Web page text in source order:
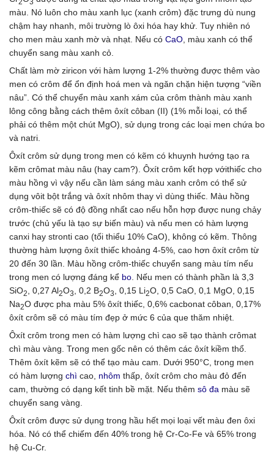
2 3
màu. Nó luôn cho màu xanh lục (xanh crôm) đặc trưng dù nung
chậm hay nhanh, môi trường lò ôxi hóa hay khử. Tuy nhiên nó
cho men màu xanh mờ và nhạt. Nếu có CaO, màu xanh có thể
chuyển sang màu xanh cỏ.
Chất làm mờ ziricon với hàm lượng 1-2% thường được thêm vào
men có crôm để ổn định hoá men và ngăn chặn hiện tượng “viền
nâu”. Có thể chuyển màu xanh xám của crôm thành màu xanh
lông công bằng cách thêm ôxít côban (II) (1% mỗi loại, có thể
phải có thêm một chút MgO), sử dụng trong các loại men chứa bo
và natri.
Ôxít crôm sử dụng trong men có kẽm có khuynh hướng tạo ra
kẽm crômat màu nâu (hay cam?). Ôxít crôm kết hợp vớithiếc cho
màu hồng vì vậy nếu cần làm sáng màu xanh crôm có thể sử
dụng vôit bột trắng và ôxít nhôm thay vì dùng thiếc. Màu hồng
crôm-thiếc sẽ có độ đồng nhất cao nếu hỗn hợp được nung chảy
trước (chủ yếu là tạo sự biến màu) và nếu men có hàm lượng
canxi hay stronti cao (tối thiểu 10% CaO), không có kẽm. Thông
thường hàm lượng ôxít thiếc khoảng 4-5%, cao hơn ôxít crôm từ
20 đến 30 lần. Màu hồng crôm-thiếc chuyển sang màu tím nếu
trong men có lượng đáng kể bo. Nếu men có thành phần là 3,3
SiO2, 0,27 Al2O3, 0,2 B2O3, 0,15 Li2O, 0,5 CaO, 0,1 MgO, 0,15
Na2O được pha màu 5% ôxít thiếc, 0,6% cacbonat côban, 0,17%
ôxít crôm sẽ có màu tím đẹp ở mức 6 của que thăm nhiệt.
Ôxít crôm trong men có hàm lượng chì cao sẽ tạo thành crômat
chì màu vàng. Trong men gốc nên có thêm các ôxít kiềm thổ.
Thêm ôxít kẽm sẽ có thể tạo màu cam. Dưới 950°C, trong men
có hàm lượng chì cao, nhôm thấp, ôxít crôm cho màu đỏ đến
cam, thường có dạng kết tinh bề mặt. Nếu thêm sô đa màu sẽ
chuyển sang vàng.
Ôxít crôm được sử dụng trong hầu hết mọi loại vết màu đen ôxi
hóa. Nó có thể chiếm đến 40% trong hệ Cr-Co-Fe và 65% trong
hệ Cu-Cr.